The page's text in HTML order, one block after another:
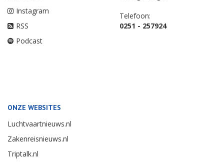
Instagram
RSS
Podcast
Telefoon:
0251 - 257924
ONZE WEBSITES
Luchtvaartnieuws.nl
Zakenreisnieuws.nl
Triptalk.nl